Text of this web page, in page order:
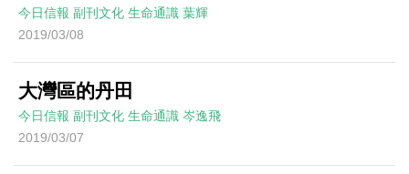
今日信報 副刊文化 生命通識 葉輝
2019/03/08
大灣區的丹田
今日信報 副刊文化 生命通識 岑逸飛
2019/03/07